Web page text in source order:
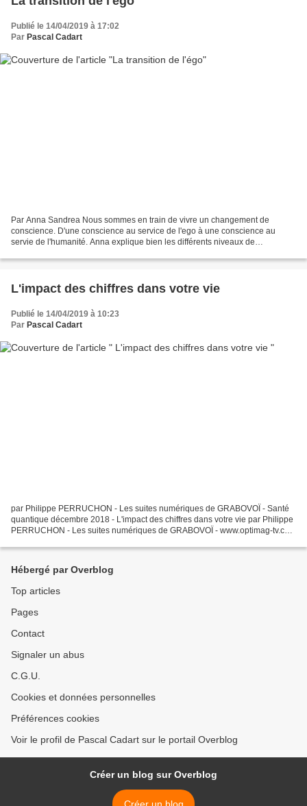
Publié le 14/04/2019 à 17:02
Par Pascal Cadart
Par Anna Sandrea Nous sommes en train de vivre un changement de
conscience. D'une conscience au service de l'ego à une conscience au
servie de l'humanité. Anna explique bien les différents niveaux de
L'impact des chiffres dans votre vie
Publié le 14/04/2019 à 10:23
Par Pascal Cadart
par Philippe PERRUCHON - Les suites numériques de GRABOVOÏ - Santé
quantique décembre 2018 - L'impact des chiffres dans votre vie par Philippe
PERRUCHON - Les suites numériques de GRABOVOÏ - www.optimag-tv.com
Hébergé par Overblog
Top articles
Pages
Contact
Signaler un abus
C.G.U.
Cookies et données personnelles
Préférences cookies
Voir le profil de Pascal Cadart sur le portail Overblog
Créer un blog sur Overblog